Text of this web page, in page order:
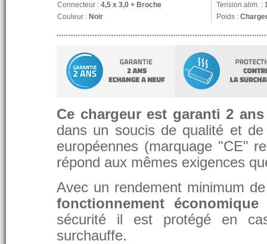
Connecteur : 4,5 x 3,0 + Broche Tension alim. :
Couleur : Noir Poids :
Ce chargeur est garanti 2 ans
dans un soucis de qualité et
européennes (marquage "CE"
répond aux mêmes exigences
Avec un rendement minimum
fonctionnement
sécurité il est protégé en
surchauffe.